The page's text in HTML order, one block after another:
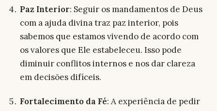
Paz Interior: Seguir os mandamentos de Deus
com a ajuda divina traz paz interior, pois
sabemos que estamos vivendo de acordo com
os valores que Ele estabeleceu. Isso pode
diminuir conflitos internos e nos dar clareza
em decisões difíceis.
Fortalecimento da Fé: A experiência de pedir